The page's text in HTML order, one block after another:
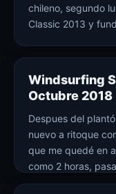
chileno, segundo
Classic 2013 y
Windsurfing
Octubre 2018
Despues del
nuevo a ritoque
que me quedé en
como 2 horas,
la 7.5. El finde se